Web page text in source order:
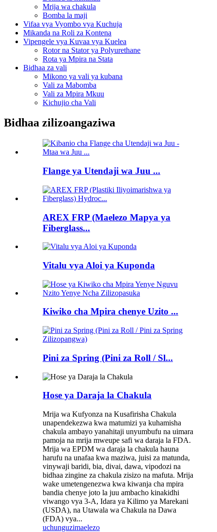
Mrija wa chakula
Bomba la maji
Vifaa vya Vyombo vya Kuchuja
Mikanda na Roli za Kontena
Vipengele vya Kuvaa vya Kuelea
Rotor na Stator ya Polyurethane
Rota ya Mpira na Stata
Bidhaa za vali
Mikono ya vali ya kubana
Vali za Mabomba
Vali za Mpira Mkuu
Kichujio cha Vali
Bidhaa zilizoangaziwa
Flange ya Utendaji wa Juu ...
AREX FRP (Maelezo Mapya ya
Fiberglass...
Vitalu vya Aloi ya Kuponda
Kiwiko cha Mpira chenye Uzito ...
Pini za Spring (Pini za Roll / Sl...
Hose ya Daraja la Chakula
Mrija wa Kufyonza na Kusafirisha Chakula
unapendekezwa kwa matumizi ya kuhamisha
chakula ambayo yanahitaji unyumbufu na uimara
pamoja na mrija mweupe safi wa daraja la FDA.
Mrija wa EPDM wa daraja la chakula hauna
harufu na unafaa kwa maziwa, juisi za matunda,
vinywaji baridi, bia, divai, dawa, vipodozi na
bidhaa zingine za chakula zisizo na mafuta. Mrija
wake umetengenezwa kwa kiwanja cha mpira
bandia chenye joto la juu ambacho kinakidhi
viwango vya 3-A, Idara ya Kilimo ya Marekani
(USDA), na Utawala wa Chakula na Dawa
(FDA) vya...
uchunguzimaelezo